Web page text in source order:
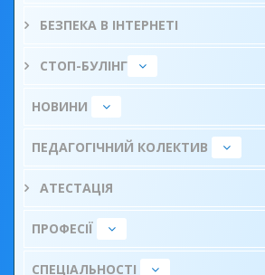
БЕЗПЕКА В ІНТЕРНЕТІ
СТОП-БУЛІНГ
НОВИНИ
ПЕДАГОГІЧНИЙ КОЛЕКТИВ
АТЕСТАЦІЯ
ПРОФЕСІЇ
СПЕЦІАЛЬНОСТІ